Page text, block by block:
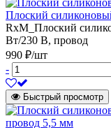
Плоский
RxM_Плоский
Вт/230 В, провод
990 ₽/шт
-
Быстрый просмотр